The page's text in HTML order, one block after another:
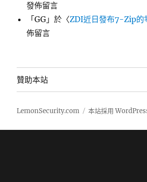
發佈留言
「GG 」於〈ZDI近日發布7-Zip的
佈留言
贊助本站
LemonSecurity.com 本站採用